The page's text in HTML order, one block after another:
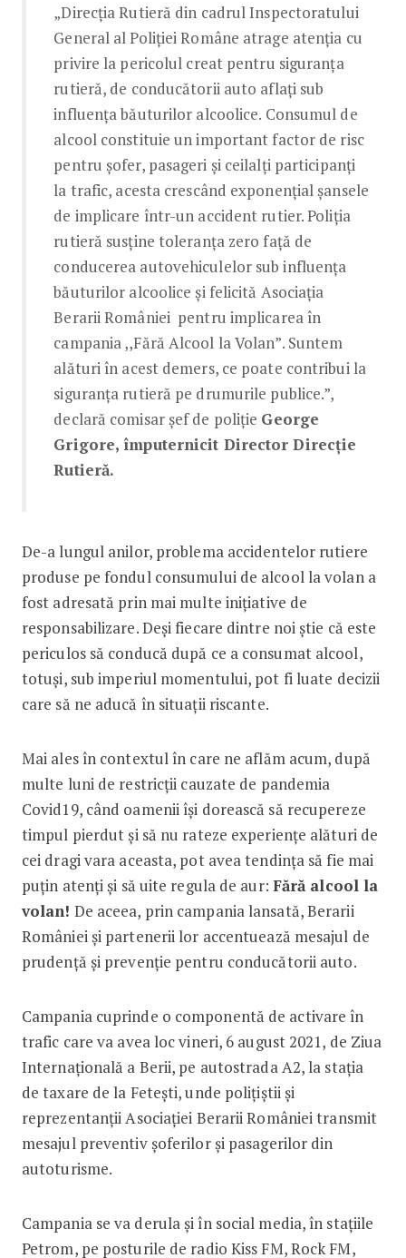
„Direcția Rutieră din cadrul Inspectoratului
General al Poliţiei Române atrage atenția cu
privire la pericolul creat pentru siguranţa
rutieră, de conducătorii auto aflați sub
influența băuturilor alcoolice. Consumul de
alcool constituie un important factor de risc
pentru șofer, pasageri și ceilalți participanți
la trafic, acesta crescând exponențial şansele
de implicare într-un accident rutier. Poliția
rutieră susține toleranța zero față de
conducerea autovehiculelor sub influenţa
băuturilor alcoolice și felicită Asociația
Berarii României pentru implicarea în
campania ,,Fără Alcool la Volan”. Suntem
alături în acest demers, ce poate contribui la
siguranța rutieră pe drumurile publice.”,
declară comisar șef de poliție George
Grigore, împuternicit Director Direcție
Rutieră.
De-a lungul anilor, problema accidentelor rutiere
produse pe fondul consumului de alcool la volan a
fost adresată prin mai multe inițiative de
responsabilizare. Deși fiecare dintre noi știe că este
periculos să conducă după ce a consumat alcool,
totuși, sub imperiul momentului, pot fi luate decizii
care să ne aducă în situații riscante.
Mai ales în contextul în care ne aflăm acum, după
multe luni de restricții cauzate de pandemia
Covid19, când oamenii își dorească să recupereze
timpul pierdut și să nu rateze experiențe alături de
cei dragi vara aceasta, pot avea tendința să fie mai
puțin atenți și să uite regula de aur: Fără alcool la
volan! De aceea, prin campania lansată, Berarii
României și partenerii lor accentuează mesajul de
prudență și prevenție pentru conducătorii auto.
Campania cuprinde o componentă de activare în
trafic care va avea loc vineri, 6 august 2021, de Ziua
Internațională a Berii, pe autostrada A2, la stația
de taxare de la Fetești, unde polițiștii și
reprezentanții Asociației Berarii României transmit
mesajul preventiv șoferilor și pasagerilor din
autoturisme.
Campania se va derula și în social media, în stațiile
Petrom, pe posturile de radio Kiss FM, Rock FM,